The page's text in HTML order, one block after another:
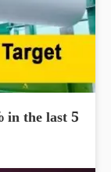
in the last 5